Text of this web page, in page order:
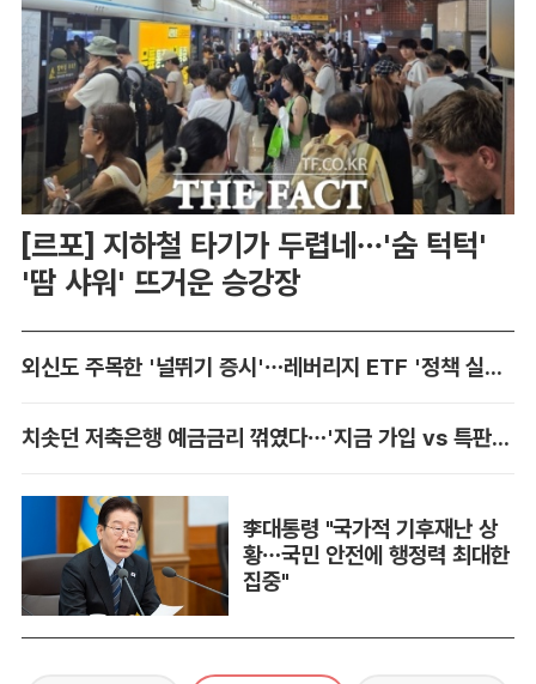
[르포] 지하철 타기가 두렵네…'숨 턱턱'
'땀 샤워' 뜨거운 승강장
외신도 주목한 '널뛰기 증시'…레버리지 ETF '정책 실패' 책임론 공방
치솟던 저축은행 예금금리 꺾였다…'지금 가입 vs 특판 대기' 셈법 복잡
李대통령 "국가적 기후재난 상
황…국민 안전에 행정력 최대한
집중"